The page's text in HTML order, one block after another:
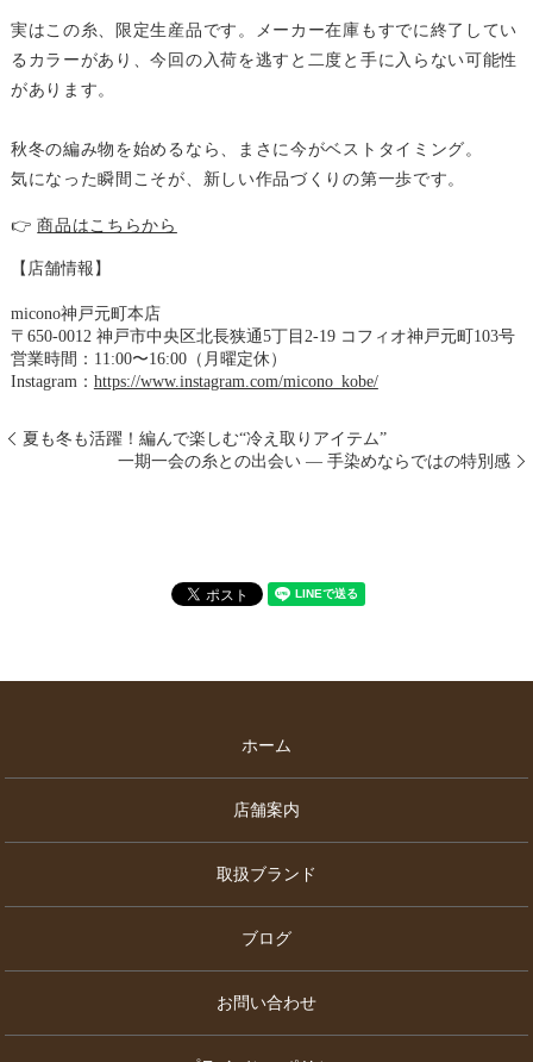
実はこの糸、限定生産品です。メーカー在庫もすでに終了してい
るカラーがあり、今回の入荷を逃すと二度と手に入らない可能性
があります。
秋冬の編み物を始めるなら、まさに今がベストタイミング。
気になった瞬間こそが、新しい作品づくりの第一歩です。
👉商品はこちらから
【店舗情報】
micono神戸元町本店
〒650-0012 神戸市中央区北長狭通5丁目2-19 コフィオ神戸元町103号
営業時間：11:00〜16:00（月曜定休）
Instagram： https://www.instagram.com/micono_kobe/
夏も冬も活躍！編んで楽しむ“冷え取りアイテム”
一期一会の糸との出会い ― 手染めならではの特別感
ホーム
店舗案内
取扱ブランド
ブログ
お問い合わせ